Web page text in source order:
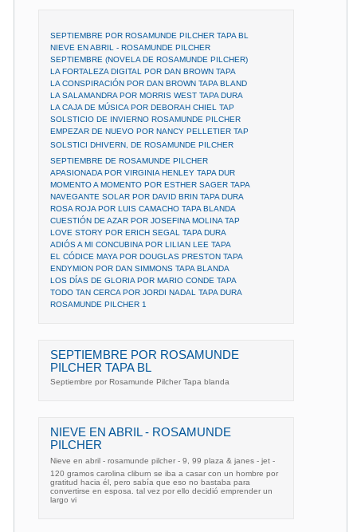
SEPTIEMBRE POR ROSAMUNDE PILCHER TAPA BL
NIEVE EN ABRIL - ROSAMUNDE PILCHER
SEPTIEMBRE (NOVELA DE ROSAMUNDE PILCHER)
LA FORTALEZA DIGITAL POR DAN BROWN TAPA
LA CONSPIRACIÓN POR DAN BROWN TAPA BLAND
LA SALAMANDRA POR MORRIS WEST TAPA DURA
LA CAJA DE MÚSICA POR DEBORAH CHIEL TAP
SOLSTICIO DE INVIERNO ROSAMUNDE PILCHER
EMPEZAR DE NUEVO POR NANCY PELLETIER TAP
SOLSTICI DHIVERN, DE ROSAMUNDE PILCHER
SEPTIEMBRE DE ROSAMUNDE PILCHER
APASIONADA POR VIRGINIA HENLEY TAPA DUR
MOMENTO A MOMENTO POR ESTHER SAGER TAPA
NAVEGANTE SOLAR POR DAVID BRIN TAPA DURA
ROSA ROJA POR LUIS CAMACHO TAPA BLANDA
CUESTIÓN DE AZAR POR JOSEFINA MOLINA TAP
LOVE STORY POR ERICH SEGAL TAPA DURA
ADIÓS A MI CONCUBINA POR LILIAN LEE TAPA
EL CÓDICE MAYA POR DOUGLAS PRESTON TAPA
ENDYMION POR DAN SIMMONS TAPA BLANDA
LOS DÍAS DE GLORIA POR MARIO CONDE TAPA
TODO TAN CERCA POR JORDI NADAL TAPA DURA
ROSAMUNDE PILCHER 1
SEPTIEMBRE POR ROSAMUNDE
PILCHER TAPA BL
Septiembre por Rosamunde Pilcher Tapa blanda
NIEVE EN ABRIL - ROSAMUNDE
PILCHER
Nieve en abril - rosamunde pilcher - 9, 99 plaza & janes - jet -
120 gramos carolina cliburn se iba a casar con un hombre por
gratitud hacia él, pero sabía que eso no bastaba para
convertirse en esposa. tal vez por ello decidió emprender un
largo vi